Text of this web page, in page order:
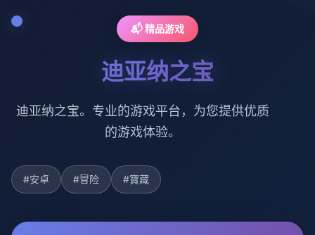
📬 精品游戏
迪亚纳之宝
迪亚纳之宝。专业的游戏平台，为您提供优质
的游戏体验。
#安卓 #冒险 #寶藏